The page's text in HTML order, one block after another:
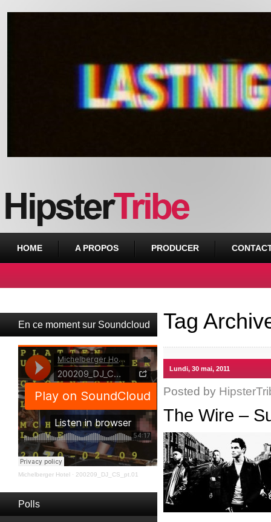
HOME A PROPOS PRODUCER
En ce moment sur Soundcloud
Michelberger Hotel · 200209_DJ_CS_pt.01
Polls
Tag
Lundi, 30 mai, 2011
Posted by
The Wire –